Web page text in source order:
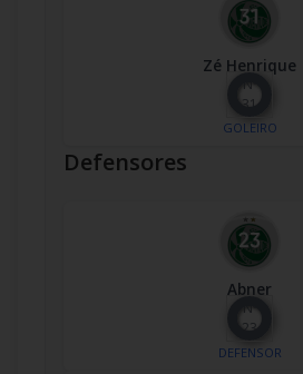
Zé Henrique
Nº
31
GOLEIRO
Defensores
Abner
Nº
23
DEFENSOR